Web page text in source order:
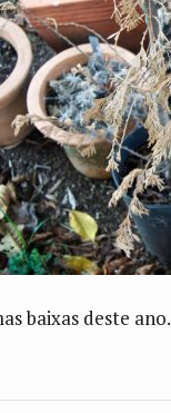
baixas deste ano.